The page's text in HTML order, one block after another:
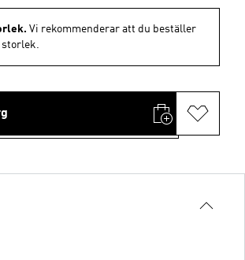
Vi rekommenderar att du beställer
storlek.